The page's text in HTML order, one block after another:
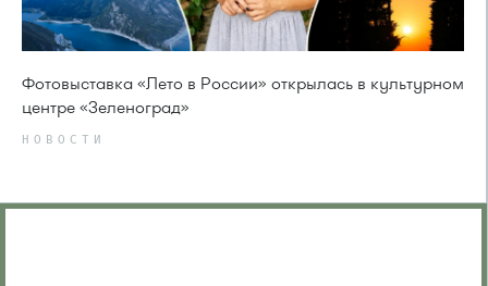
Фотовыставка «Лето в России» открылась в культурном
центре «Зеленоград»
НОВОСТИ